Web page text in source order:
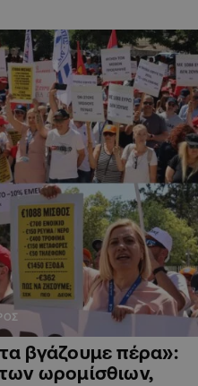
βγάζουμε πέρα»:
ωρομίσθιων,